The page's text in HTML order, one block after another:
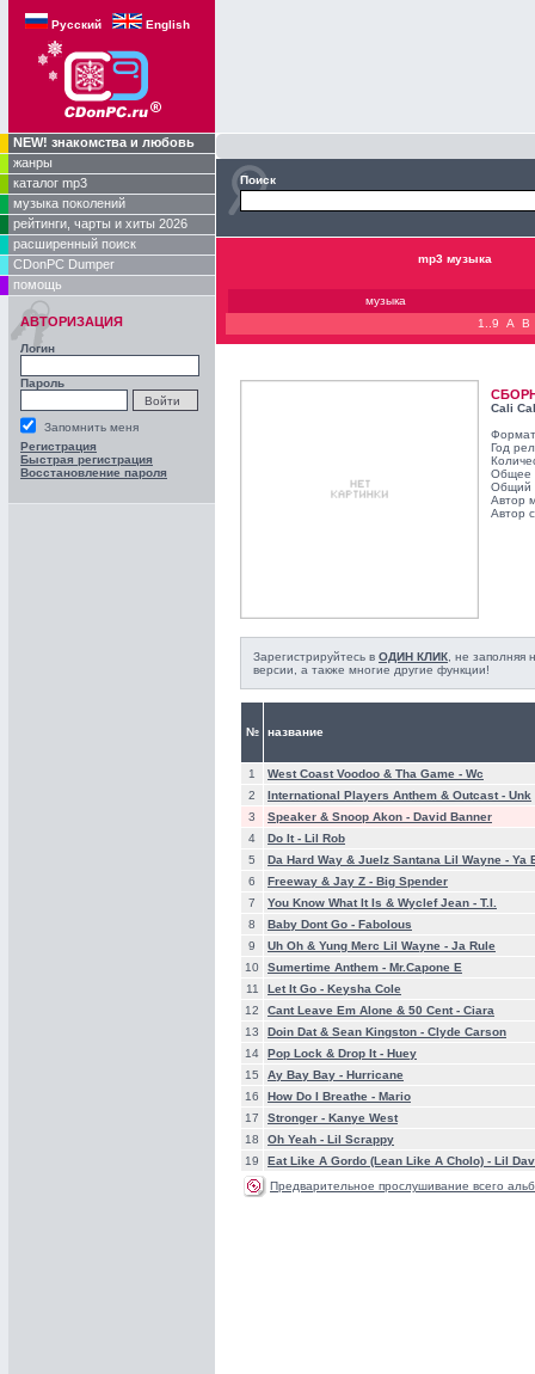
Русский English
NEW! знакомства и любовь
жанры
каталог mp3
музыка поколений
рейтинги, чарты и хиты 2026
расширенный поиск
CDonPC Dumper
помощь
АВТОРИЗАЦИЯ
Логин
Пароль
Запомнить меня
Регистрация
Быстрая регистрация
Восстановление пароля
Поиск
mp3 музыка
музыка
1..9
A B
Cali
Год
Общее
Общий
Автор
Автор
Зарегистрируйтесь в ОДИН КЛИК , не
версии, а также многие другие функции!
№ название
1 West Coast Voodoo & Tha Game - Wc
2
International Players Anthem & Outcast - Unk
3
Speaker & Snoop Akon - David Banner
4
Do It - Lil Rob
5
Da Hard Way & Juelz Santana Lil Wayne - Ya
6
Freeway & Jay Z - Big Spender
7
You Know What It Is & Wyclef Jean - T.I.
8
Baby Dont Go - Fabolous
9
Uh Oh & Yung Merc Lil Wayne - Ja Rule
10
Sumertime Anthem - Mr.Capone E
11
Let It Go - Keysha Cole
12
Cant Leave Em Alone & 50 Cent - Ciara
13
Doin Dat & Sean Kingston - Clyde Carson
14
Pop Lock & Drop It - Huey
15
Ay Bay Bay - Hurricane
16
How Do I Breathe - Mario
17
Stronger - Kanye West
18
Oh Yeah - Lil Scrappy
19
Eat Like A Gordo (Lean Like A Cholo) - Lil
Предварительное прослушивание всего